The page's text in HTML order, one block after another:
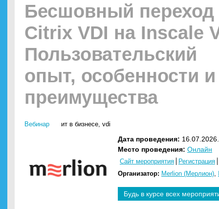
Бесшовный переход
Citrix VDI на Inscale
Пользовательский
опыт, особенности и
преимущества
Вебинар ит в бизнесе, vdi
Дата проведения:
Место проведения: Онлайн
Сайт мероприятия
Регистрация
Организатор: Merlion (Мерлион),
Будь в курсе всех